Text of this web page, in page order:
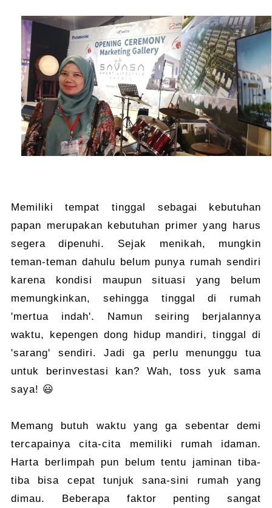
Memiliki tempat tinggal sebagai kebutuhan
papan merupakan kebutuhan primer yang harus
segera dipenuhi. Sejak menikah, mungkin
teman-teman dahulu belum punya rumah sendiri
karena kondisi maupun situasi yang belum
memungkinkan, sehingga tinggal di rumah
'mertua indah'. Namun seiring berjalannya
waktu, kepengen dong hidup mandiri, tinggal di
'sarang' sendiri. Jadi ga perlu menunggu tua
untuk berinvestasi kan? Wah, toss yuk sama
saya! 😃
Memang butuh waktu yang ga sebentar demi
tercapainya cita-cita memiliki rumah idaman.
Harta berlimpah pun belum tentu jaminan tiba-
tiba bisa cepat tunjuk sana-sini rumah yang
dimau. Beberapa faktor penting sangat